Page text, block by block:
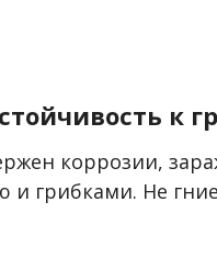
к
коррозии,
и грибками. Не